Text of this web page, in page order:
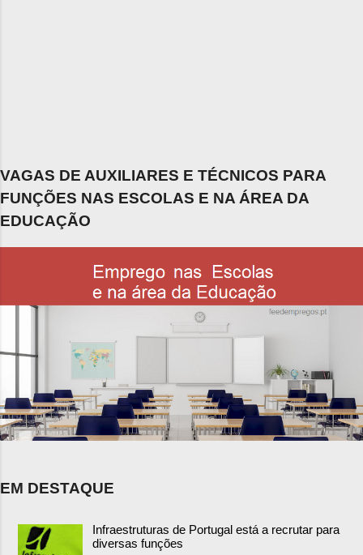
VAGAS DE AUXILIARES E TÉCNICOS PARA
FUNÇÕES NAS ESCOLAS E NA ÁREA DA
EDUCAÇÃO
EM DESTAQUE
Infraestruturas de Portugal está a recrutar para
diversas funções